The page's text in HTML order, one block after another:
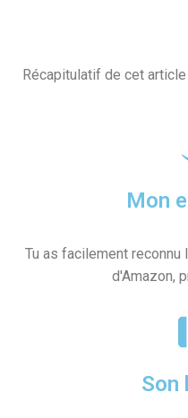
Récapitulatif de cet
Mon
Tu as facilement reconnu
d'Amazon,
Son